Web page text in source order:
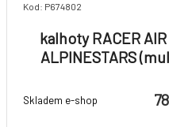
Kod: P674802
kalhoty RACER
ALPINESTARS
Skladem e-shop